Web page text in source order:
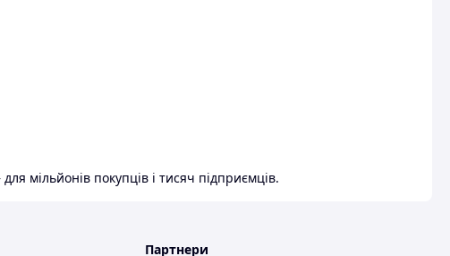
мільйонів покупців і тисяч підприємців.
Партнери